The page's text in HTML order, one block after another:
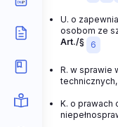
U. o
osobom ze
Art./§
6
R. w sprawie
K. o prawach